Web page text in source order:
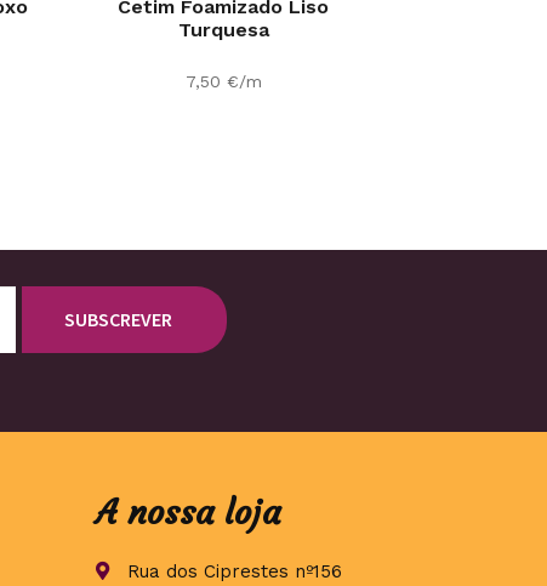
Cetim Foamizado Liso
Turquesa
7,50 €/m
A nossa loja
Rua dos Ciprestes nº156